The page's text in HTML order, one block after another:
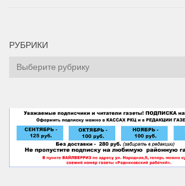
РУБРИКИ
Рубрики